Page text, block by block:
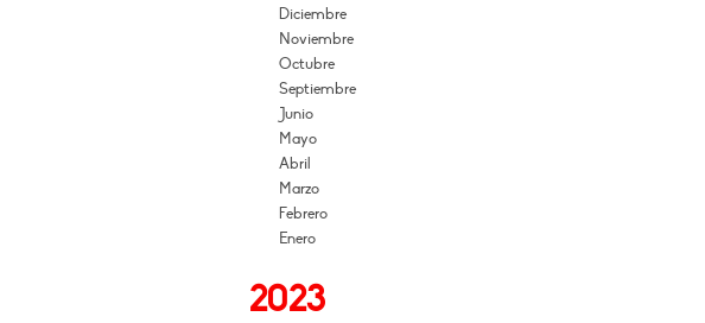
Diciembre
Noviembre
Octubre
Septiembre
Junio
Mayo
Abril
Marzo
Febrero
Enero
2023